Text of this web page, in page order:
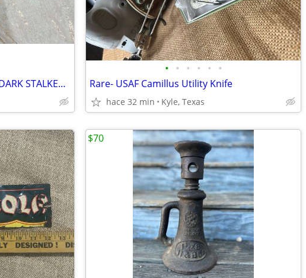
VTG- Arcade Game Marquee, “DARK STALKERS”
• • • • • •
Rare- USAF Camillus Utility Knife
hace 32 min Kyle, Texas
$70